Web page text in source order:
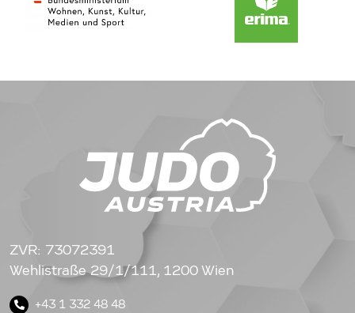
ZVR: 73072391
Wehlistraße 29/1/111, 1200 Wien
+43 1 332 48 48